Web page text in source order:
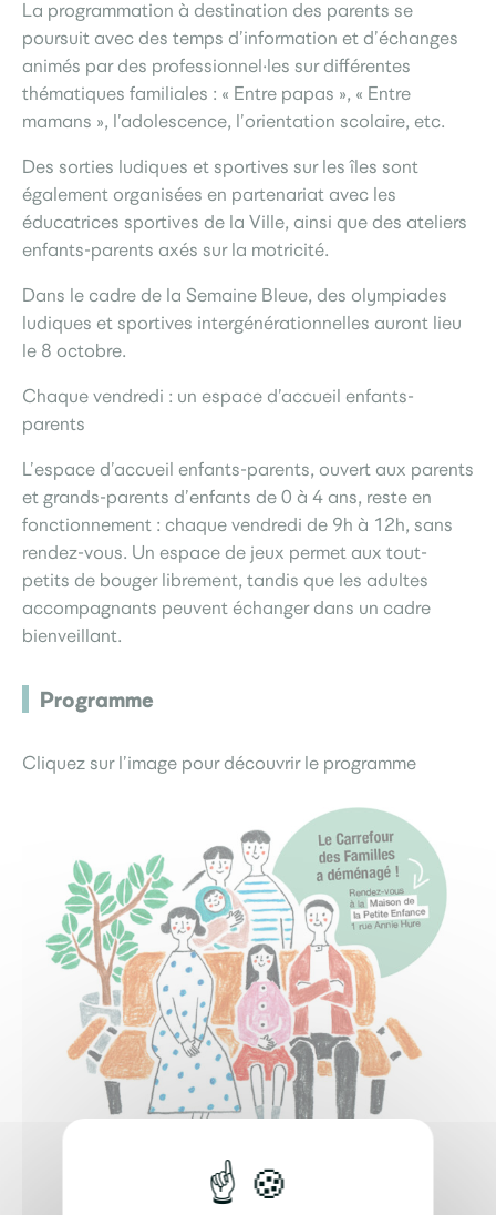
La programmation à destination des parents se
poursuit avec des temps d’information et d’échanges
animés par des professionnel·les sur différentes
thématiques familiales : « Entre papas », « Entre
mamans », l’adolescence, l’orientation scolaire, etc.
Des sorties ludiques et sportives sur les îles sont
également organisées en partenariat avec les
éducatrices sportives de la Ville, ainsi que des ateliers
enfants-parents axés sur la motricité.
Dans le cadre de la Semaine Bleue, des olympiades
ludiques et sportives intergénérationnelles auront lieu
le 8 octobre.
Chaque vendredi : un espace d’accueil enfants-
parents
L’espace d’accueil enfants-parents, ouvert aux parents
et grands-parents d’enfants de 0 à 4 ans, reste en
fonctionnement : chaque vendredi de 9h à 12h, sans
rendez-vous. Un espace de jeux permet aux tout-
petits de bouger librement, tandis que les adultes
accompagnants peuvent échanger dans un cadre
bienveillant.
Programme
Cliquez sur l’image pour découvrir le programme